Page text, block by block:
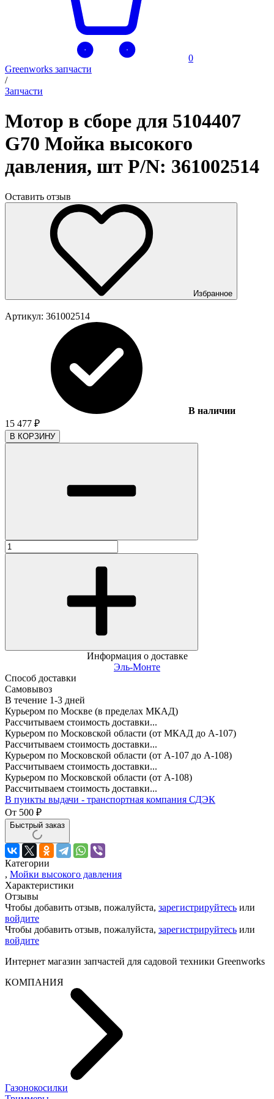
0
Greenworks запчасти
/
Запчасти
Мотор в сборе для 5104407
G70 Мойка высокого
давления, шт P/N: 361002514
Оставить отзыв
Избранное
Артикул: 361002514
В наличии
15 477 ₽
В КОРЗИНУ
Информация о доставке
Эль-Монте
Способ доставки
Самовывоз
В течение 1-3 дней
Курьером по Москве (в пределах МКАД)
Рассчитываем стоимость доставки...
Курьером по Московской области (от МКАД до А-107)
Рассчитываем стоимость доставки...
Курьером по Московской области (от А-107 до А-108)
Рассчитываем стоимость доставки...
Курьером по Московской области (от А-108)
Рассчитываем стоимость доставки...
В пункты выдачи - транспортная компания СДЭК
От 500 ₽
Быстрый заказ
Категории
, Мойки высокого давления
Характеристики
Отзывы
Чтобы добавить отзыв, пожалуйста, зарегистрируйтесь или
войдите
Чтобы добавить отзыв, пожалуйста, зарегистрируйтесь или
войдите
Интернет магазин запчастей для садовой техники Greenworks
КОМПАНИЯ
Газонокосилки